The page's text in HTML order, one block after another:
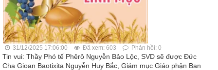
31/12/2025 17:06:00 Đã xem: 603 Phản hồi: 0
Tin vui: Thầy Phó tế Phêrô Nguyễn Bảo Lộc, SVD sẽ được Đức
Cha Gioan Baotixita Nguyễn Huy Bắc, Giám mục Giáo phận Ban